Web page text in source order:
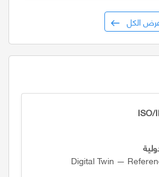
الكل
ISO/
Digital Twin —